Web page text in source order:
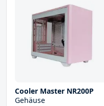
Cooler Master NR200P
Gehäuse